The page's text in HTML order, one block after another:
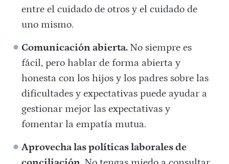
entre el cuidado de otros y el cuidado de
uno mismo.
Comunicación abierta. No siempre es
fácil, pero hablar de forma abierta y
honesta con los hijos y los padres sobre las
dificultades y expectativas puede ayudar a
gestionar mejor las expectativas y
fomentar la empatía mutua.
Aprovecha las políticas laborales de